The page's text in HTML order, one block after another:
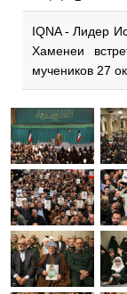
IQNA - Лидер
Хаменеи
мучеников 27